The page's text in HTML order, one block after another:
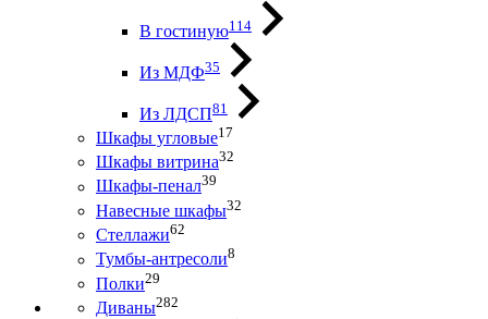
В гостиную114
Из МДФ35
Из ЛДСП81
Шкафы угловые17
Шкафы витрина32
Шкафы-пенал39
Навесные шкафы32
Стеллажи62
Тумбы-антресоли8
Полки29
Диваны282